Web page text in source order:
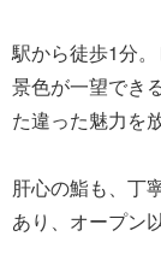
駅から徒歩1分
景色が一望でき
た違った魅力を放
肝心の鮨も、丁
あり、オープン